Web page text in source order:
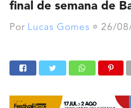
final de semana de
Por Lucas Gomes 26/